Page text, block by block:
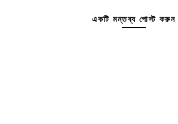
একটি মন্তব্য পোস্ট করুন